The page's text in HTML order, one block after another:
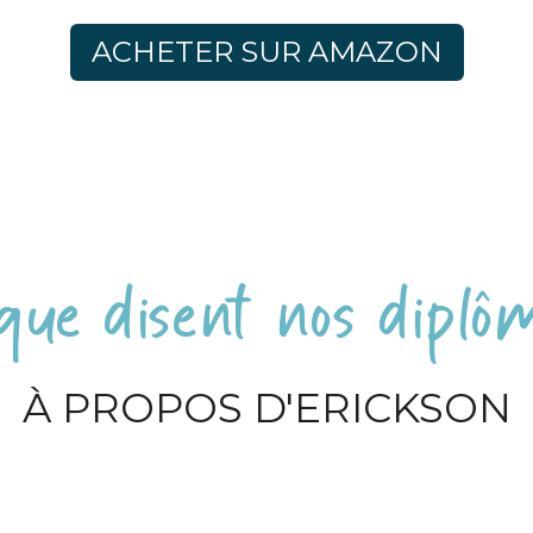
ACHETER SUR AMAZON
disent nos
À PROPOS D'ERICKSON